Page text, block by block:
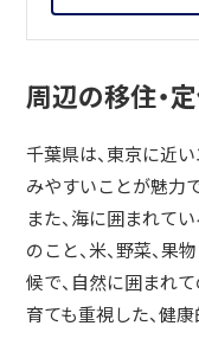
周辺の移住・
千葉県は、東京に近
みやすいことが魅力
また、海に囲まれて
のこと、米、野菜、
候で、自然に囲まれ
育ても重視した、健